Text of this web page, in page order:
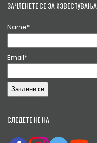
ЗАЧЛЕНЕТЕ СЕ ЗА ИЗВЕСТУВАЊА
Name*
Email*
СЛЕДЕТЕ НЕ НА